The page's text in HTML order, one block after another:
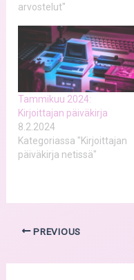
arvostelut"
Tammikuu 2024:
Kirjoittajan päiväkirja
8.2.2024
Kategoriassa "Kirjoittajan
päiväkirja netissä"
PREVIOUS